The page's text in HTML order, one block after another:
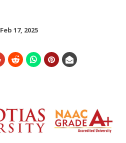
Feb 17, 2025